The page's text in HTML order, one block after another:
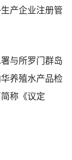
产企业注册管
与所罗门群岛
养殖水产品检
称《议定